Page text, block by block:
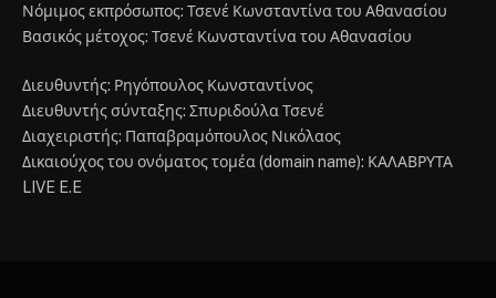
Νόμιμος εκπρόσωπος: Τσενέ Κωνσταντίνα του Αθανασίου
Βασικός μέτοχος: Τσενέ Κωνσταντίνα του Αθανασίου
Διευθυντής: Ρηγόπουλος Κωνσταντίνος
Διευθυντής σύνταξης: Σπυριδούλα Τσενέ
Διαχειριστής: Παπαβραμόπουλος Νικόλαος
Δικαιούχος του ονόματος τομέα (domain name): ΚΑΛΑΒΡΥΤΑ
LIVE E.E